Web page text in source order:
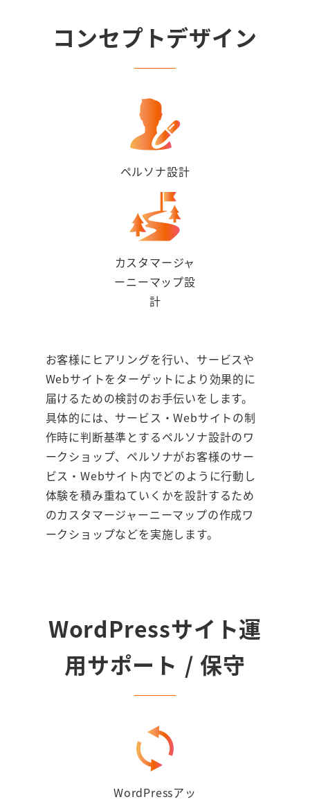
コンセプトデザイン
ペルソナ設計
カスタマージャ
ーニーマップ設
計
お客様にヒアリングを行い、サービスや
Webサイトをターゲットにより効果的に
届けるための検討のお手伝いをします。
具体的には、サービス・Webサイトの制
作時に判断基準とするペルソナ設計のワ
ークショップ、ペルソナがお客様のサー
ビス・Webサイト内でどのように行動し
体験を積み重ねていくかを設計するため
のカスタマージャーニーマップの作成ワ
ークショップなどを実施します。
WordPressサイト運
用サポート / 保守
WordPressアッ